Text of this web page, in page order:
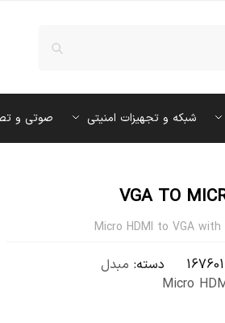
شبکه و تجهیزات امنیتی صوتی و
Micro HDMI to VGA
دسته: مبدل
Micro